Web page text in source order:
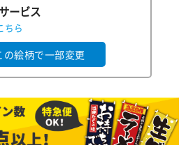
ービス
ちら
の絵柄で一部変更